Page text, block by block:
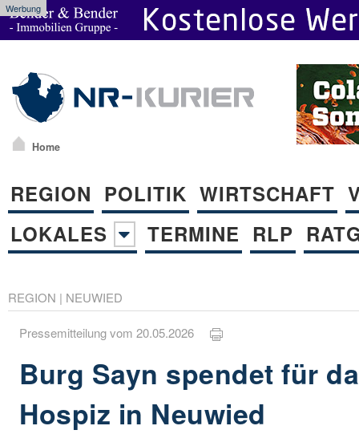
Werbung
Home
REGION POLITIK WIRTSCHAFT
LOKALES
TERMINE RLP
REGION | NEUWIED
Pressemitteilung vom 20.05.2026
Burg Sayn spendet für
Hospiz in Neuwied